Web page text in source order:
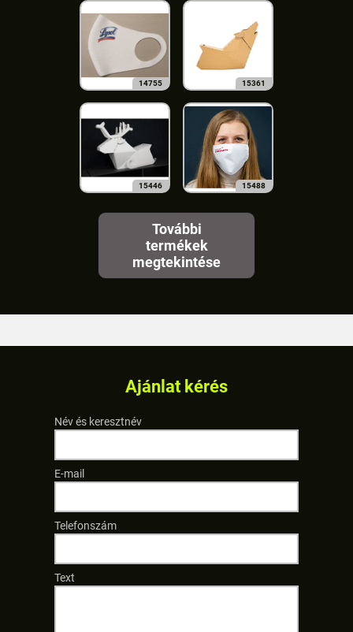
14755 15361
15446 15488
További
termékek
megtekintése
Ajánlat kérés
Név és keresztnév
E-mail
Telefonszám
Text